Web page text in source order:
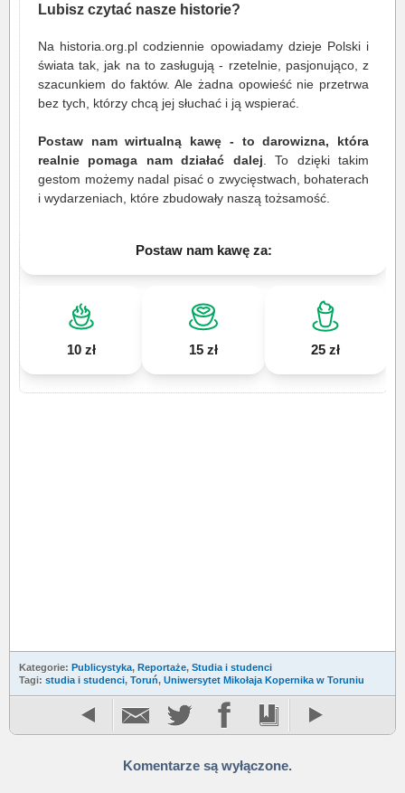
Lubisz czytać nasze historie?
Na historia.org.pl codziennie opowiadamy dzieje Polski i
świata tak, jak na to zasługują - rzetelnie, pasjonująco, z
szacunkiem do faktów. Ale żadna opowieść nie przetrwa
bez tych, którzy chcą jej słuchać i ją wspierać.
Postaw nam wirtualną kawę - to darowizna, która
realnie pomaga nam działać dalej . To dzięki takim
gestom możemy nadal pisać o zwycięstwach, bohaterach
i wydarzeniach, które zbudowały naszą tożsamość.
Postaw nam kawę za:
10 zł 15 zł 25 zł
Kategorie: Publicystyka, Reportaże, Studia i studenci
Tagi: studia i studenci, Toruń, Uniwersytet Mikołaja Kopernika w Toruniu
Komentarze są wyłączone.